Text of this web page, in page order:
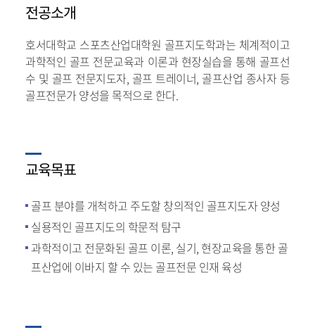
전공소개
호서대학교 스포츠산업대학원 골프지도학과는 체계적이고
과학적인 골프 전문교육과 이론과 현장실습을 통해 골프선
수 및 골프 전문지도자, 골프 트레이너, 골프산업 종사자 등
골프전문가 양성을 목적으로 한다.
교육목표
골프 분야를 개척하고 주도할 창의적인 골프지도자 양성
실용적인 골프지도의 학문적 탐구
과학적이고 전문화된 골프 이론, 실기, 현장교육을 통한 골
프산업에 이바지 할 수 있는 골프전문 인재 육성